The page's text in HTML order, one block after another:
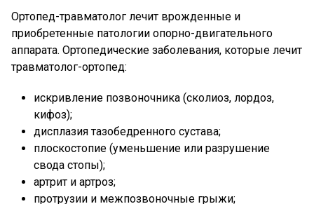
Ортопед-травматолог лечит врожденные и
приобретенные патологии опорно-двигательного
аппарата. Ортопедические заболевания, которые лечит
травматолог-ортопед:
искривление позвоночника (сколиоз, лордоз,
кифоз);
дисплазия тазобедренного сустава;
плоскостопие (уменьшение или разрушение
свода стопы);
артрит и артроз;
протрузии и межпозвоночные грыжи;